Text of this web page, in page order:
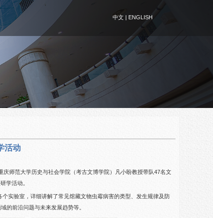
中文| ENGLISH
活动
师范大学历史与社会学院（考古文博学院）凡小盼教授带队47名文
学活动。
实验室，详细讲解了常见馆藏文物虫霉病害的类型、发生规律及防
的前沿问题与未来发展趋势等。